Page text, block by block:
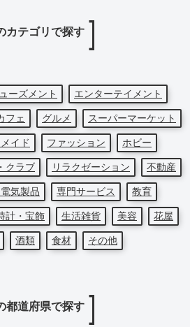
カテゴリで探す
ーズメント
エンターテイメント
フェ グルメ
スーパーマーケット
イド ファッション
ホビー
クラブ リラクゼーション
不動産
気製品 専門サービス
教育
計・宝飾 生活雑貨 美容
花屋
酒類 食材 その他
都道府県で探す